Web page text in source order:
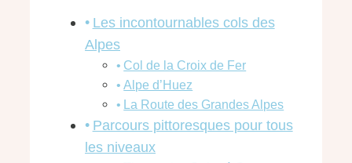
Les incontournables cols des
Alpes
Col de la Croix de Fer
Alpe d’Huez
La Route des Grandes Alpes
Parcours pittoresques pour tous
les niveaux